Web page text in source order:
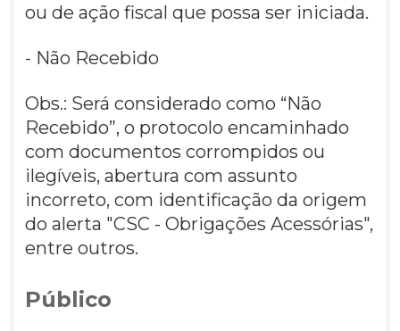
ou de ação fiscal que possa ser iniciada.
- Não Recebido
Obs.: Será considerado como “Não
Recebido”, o protocolo encaminhado
com documentos corrompidos ou
ilegíveis, abertura com assunto
incorreto, com identificação da origem
do alerta "CSC - Obrigações Acessórias",
entre outros.
Público